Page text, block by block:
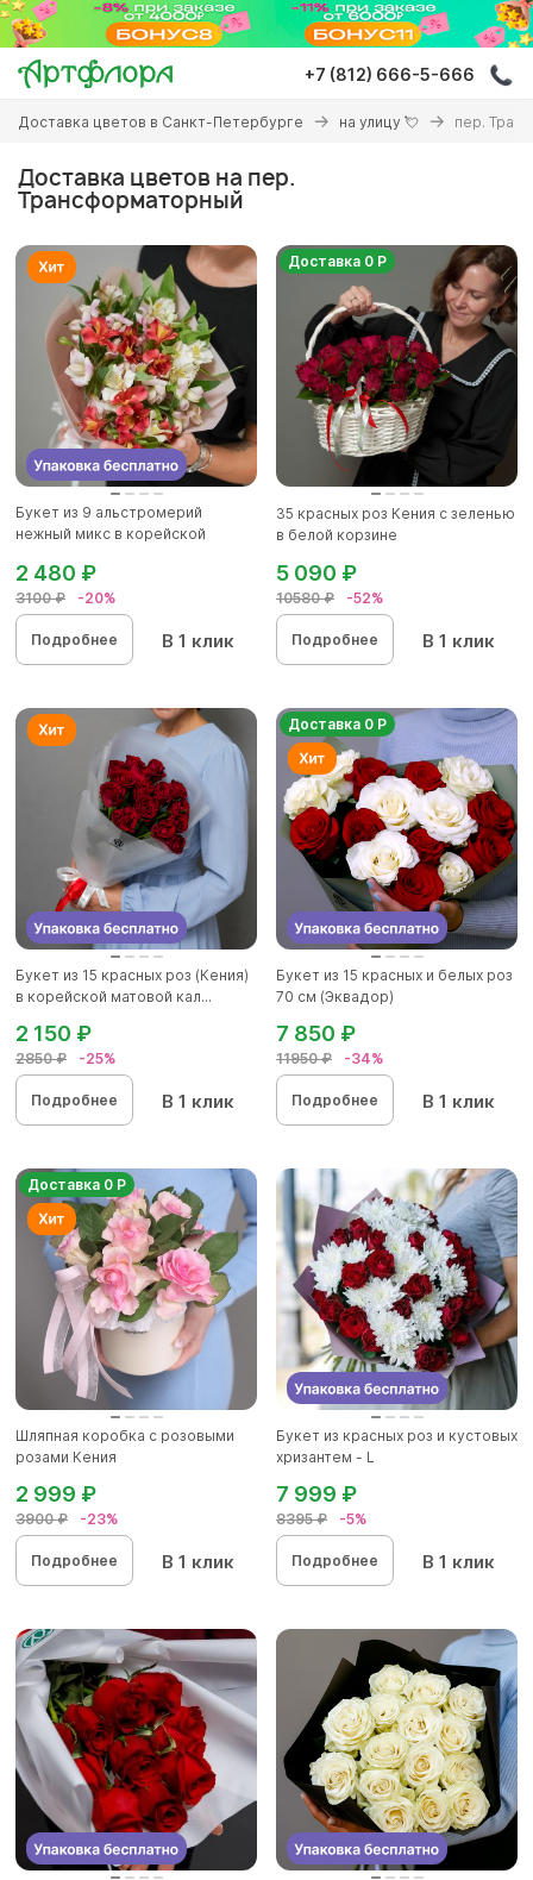
Перейти
основному
содержанию
+7 (812) 666-5-666
Вы
здесь
Доставка цветов в Санкт-Петербурге на улицу 💘 пер.
Доставка цветов на пер.
Трансформаторный
Букет из 9 альстромерий
нежный микс в корейской
3100 ₽ -20%
2 480 ₽
Подробнее В 1 клик
Доставка 0 Р
35 красных роз Кения с зеленью
в белой корзине
10580 ₽ -52%
5 090 ₽
Подробнее В 1 клик
Букет из 15 красных роз (Кения)
в корейской матовой кал...
2850 ₽ -25%
2 150 ₽
Подробнее В 1 клик
Доставка 0 Р
Букет из 15 красных и белых роз
70 см (Эквадор)
11950 ₽ -34%
7 850 ₽
Подробнее В 1 клик
Доставка 0 Р
Шляпная коробка с розовыми
розами Кения
3900 ₽ -23%
2 999 ₽
Подробнее В 1 клик
Букет из красных роз и кустовых
хризантем - L
8395 ₽ -5%
7 999 ₽
Подробнее В 1 клик